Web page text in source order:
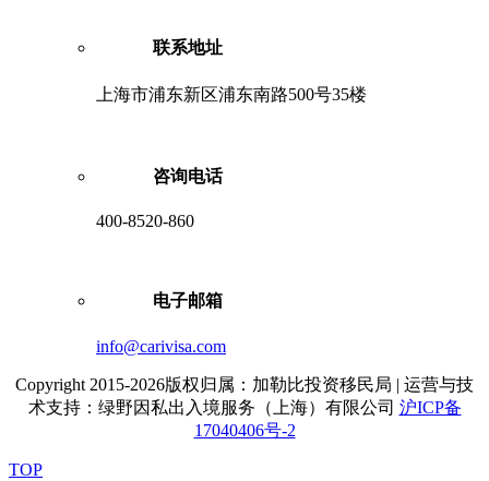
联系地址
上海市浦东新区浦东南路500号35楼
咨询电话
400-8520-860
电子邮箱
info@carivisa.com
Copyright 2015-2026版权归属：加勒比投资移民局 | 运营与技
术支持：绿野因私出入境服务（上海）有限公司 沪ICP备
17040406号-2
TOP